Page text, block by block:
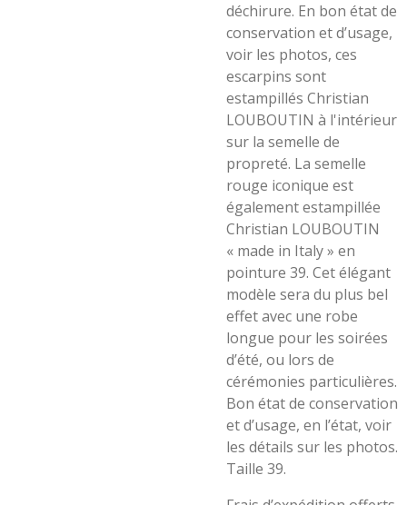
déchirure. En bon état de
conservation et d’usage,
voir les photos, ces
escarpins sont
estampillés Christian
LOUBOUTIN à l'intérieur
sur la semelle de
propreté. La semelle
rouge iconique est
également estampillée
Christian LOUBOUTIN
« made in Italy » en
pointure 39. Cet élégant
modèle sera du plus bel
effet avec une robe
longue pour les soirées
d’été, ou lors de
cérémonies particulières.
Bon état de conservation
et d’usage, en l’état, voir
les détails sur les photos.
Taille 39.